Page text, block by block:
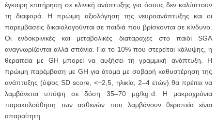
έγκαιρη επιτήρηση σε κλινική ανάπτυξης για όσους δεν καλύπτουν
τη διαφορά. Η πρώιμη αξιολόγηση της νευροανάπτυξης και οι
παρεμβάσεις δικαιολογούνται σε παιδιά που βρίσκονται σε κίνδυνο.
Οι ενδοκρινικές και μεταβολικές διαταραχές στο παιδί SGA
αναγνωρίζονται αλλά σπάνια. Για το 10% που στερείται κάλυψης, η
θεραπεία με GH μπορεί να αυξήσει τη γραμμική ανάπτυξη. Η
πρώιμη παρέμβαση με GH για άτομα με σοβαρή καθυστέρηση της
ανάπτυξης (ύψος SD score, <−2,5, ηλικία, 2–4 ετών) θα πρέπει να
λαμβάνεται υπόψη σε δόση 35–70 μg/kg·d. Η μακροχρόνια
παρακολούθηση των ασθενών που λαμβάνουν θεραπεία είναι
απαραίτητη.